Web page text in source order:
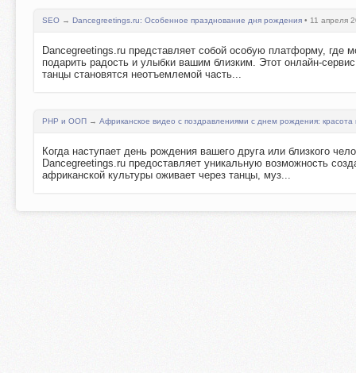
SEO → Dancegreetings.ru: Особенное празднование дня рождения • 11 апреля
Dancegreetings.ru представляет собой особую платформу, где
подарить радость и улыбки вашим близким. Этот онлайн-
танцы становятся неотъемлемой часть...
PHP и ООП → Африканское видео с поздравлениями с днем рождения: красота
Когда наступает день рождения вашего друга или близкого
Dancegreetings.ru предоставляет уникальную возможность
африканской культуры оживает через танцы, муз...